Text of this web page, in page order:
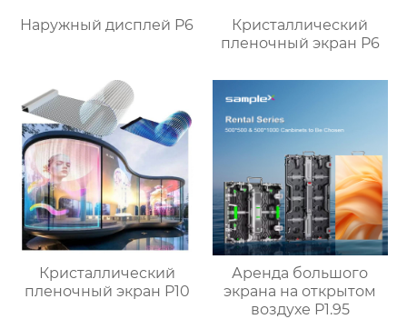
Наружный дисплей P6
Кристаллический
пленочный экран P6
Кристаллический
пленочный экран P10
Аренда большого
экрана на открытом
воздухе P1.95